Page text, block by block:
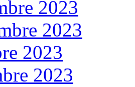
2023
2023
2023
2023